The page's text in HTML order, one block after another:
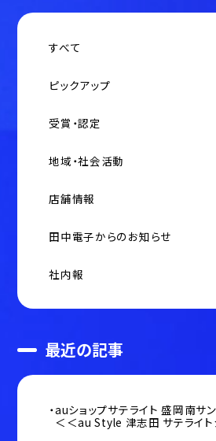
すべて
ピックアップ
受賞・認定
地域・社会活動
店舗情報
田中電子からのお知らせ
社内報
最近の記事
auショップサテライト 盛岡南
＜＜au Style 津志田 サテライト